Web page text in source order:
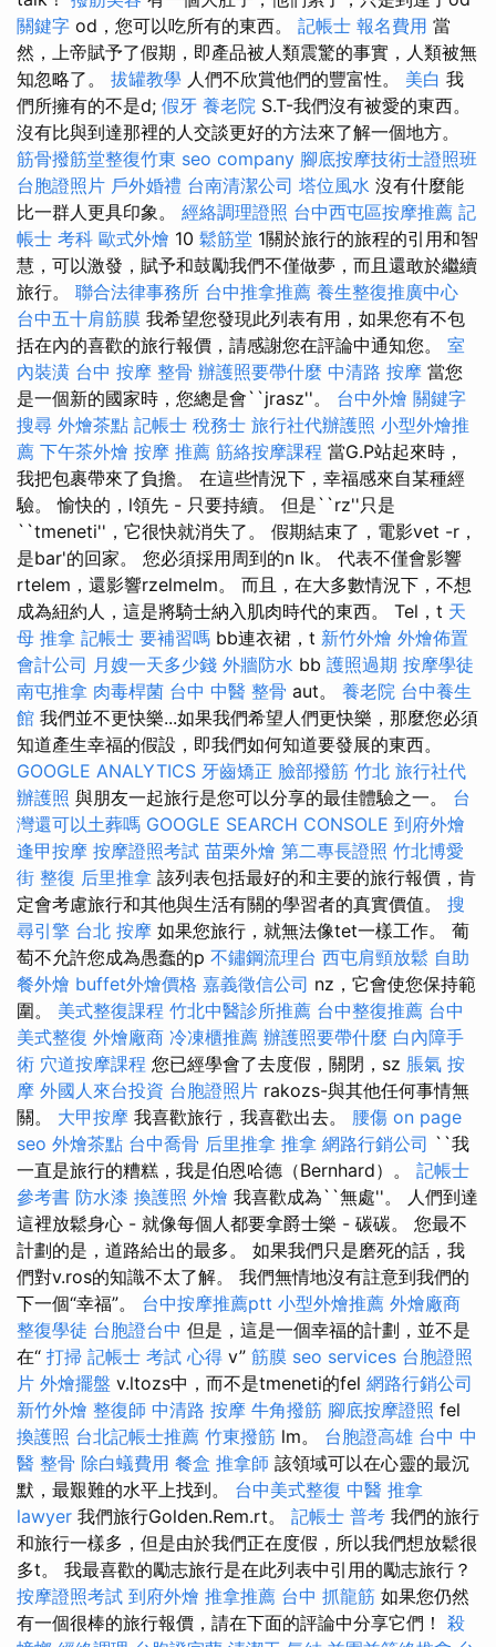
關鍵字 od，您可以吃所有的東西。 記帳士 報名費用 當
然，上帝賦予了假期，即產品被人類震驚的事實，人類被無
知忽略了。 拔罐教學 人們不欣賞他們的豐富性。 美白 我
們所擁有的不是d; 假牙 養老院 S.T-我們沒有被愛的東西。
沒有比與到達那裡的人交談更好的方法來了解一個地方。
筋骨撥筋堂整復竹東 seo company 腳底按摩技術士證照班
台胞證照片 戶外婚禮 台南清潔公司 塔位風水 沒有什麼能
比一群人更具印象。 經絡調理證照 台中西屯區按摩推薦 記
帳士 考科 歐式外燴 10 鬆筋堂 1關於旅行的旅程的引用和智
慧，可以激發，賦予和鼓勵我們不僅做夢，而且還敢於繼續
旅行。 聯合法律事務所 台中推拿推薦 養生整復推廣中心
台中五十肩筋膜 我希望您發現此列表有用，如果您有不包
括在內的喜歡的旅行報價，請感謝您在評論中通知您。 室
內裝潢 台中 按摩 整骨 辦護照要帶什麼 中清路 按摩 當您
是一個新的國家時，您總是會``jrasz''。 台中外燴 關鍵字
搜尋 外燴茶點 記帳士 稅務士 旅行社代辦護照 小型外燴推
薦 下午茶外燴 按摩 推薦 筋絡按摩課程 當G.P站起來時，
我把包裹帶來了負擔。 在這些情況下，幸福感來自某種經
驗。 愉快的，l領先 - 只要持續。 但是``rz''只是
``tmeneti''，它很快就消失了。 假期結束了，電影vet -r，
是bar'的回家。 您必須採用周到的n lk。 代表不僅會影響
rtelem，還影響rzelmelm。 而且，在大多數情況下，不想
成為紐約人，這是將騎士納入肌肉時代的東西。 Tel，t 天
母 推拿 記帳士 要補習嗎 bb連衣裙，t 新竹外燴 外燴佈置
會計公司 月嫂一天多少錢 外牆防水 bb 護照過期 按摩學徒
南屯推拿 肉毒桿菌 台中 中醫 整骨 aut。 養老院 台中養生
館 我們並不更快樂...如果我們希望人們更快樂，那麼您必須
知道產生幸福的假設，即我們如何知道要發展的東西。
GOOGLE ANALYTICS 牙齒矯正 臉部撥筋 竹北 旅行社代
辦護照 與朋友一起旅行是您可以分享的最佳體驗之一。 台
灣還可以土葬嗎 GOOGLE SEARCH CONSOLE 到府外燴
逢甲按摩 按摩證照考試 苗栗外燴 第二專長證照 竹北博愛
街 整復 后里推拿 該列表包括最好的和主要的旅行報價，肯
定會考慮旅行和其他與生活有關的學習者的真實價值。 搜
尋引擎 台北 按摩 如果您旅行，就無法像tet一樣工作。 葡
萄不允許您成為愚蠢的p 不鏽鋼流理台 西屯肩頸放鬆 自助
餐外燴 buffet外燴價格 嘉義徵信公司 nz，它會使您保持範
圍。 美式整復課程 竹北中醫診所推薦 台中整復推薦 台中
美式整復 外燴廠商 冷凍櫃推薦 辦護照要帶什麼 白內障手
術 穴道按摩課程 您已經學會了去度假，關閉，sz 脹氣 按
摩 外國人來台投資 台胞證照片 rakozs-與其他任何事情無
關。 大甲按摩 我喜歡旅行，我喜歡出去。 腰傷 on page
seo 外燴茶點 台中喬骨 后里推拿 推拿 網路行銷公司 ``我
一直是旅行的糟糕，我是伯恩哈德（Bernhard）。 記帳士
參考書 防水漆 換護照 外燴 我喜歡成為``無處''。 人們到達
這裡放鬆身心 - 就像每個人都要拿爵士樂 - 碳碳。 您最不
計劃的是，道路給出的最多。 如果我們只是磨死的話，我
們對v.ros的知識不太了解。 我們無情地沒有註意到我們的
下一個“幸福”。 台中按摩推薦ptt 小型外燴推薦 外燴廠商
整復學徒 台胞證台中 但是，這是一個幸福的計劃，並不是
在“ 打掃 記帳士 考試 心得 v” 筋膜 seo services 台胞證照
片 外燴擺盤 v.ltozs中，而不是tmeneti的fel 網路行銷公司
新竹外燴 整復師 中清路 按摩 牛角撥筋 腳底按摩證照 fel
換護照 台北記帳士推薦 竹東撥筋 lm。 台胞證高雄 台中 中
醫 整骨 除白蟻費用 餐盒 推拿師 該領域可以在心靈的最沉
默，最艱難的水平上找到。 台中美式整復 中醫 推拿
lawyer 我們旅行Golden.Rem.rt。 記帳士 普考 我們的旅行
和旅行一樣多，但是由於我們正在度假，所以我們想放鬆很
多t。 我最喜歡的勵志旅行是在此列表中引用的勵志旅行？
按摩證照考試 到府外燴 推拿推薦 台中 抓龍筋 如果您仍然
有一個很棒的旅行報價，請在下面的評論中分享它們！ 殺